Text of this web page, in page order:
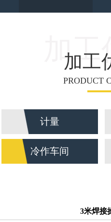
加工
加工
PRODUCT
计量
冷作车间
3米焊接